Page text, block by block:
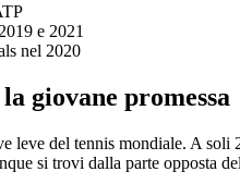
e 2021
nel 2020
giovane promessa
leve del tennis mondiale. A
si trovi dalla parte opposta